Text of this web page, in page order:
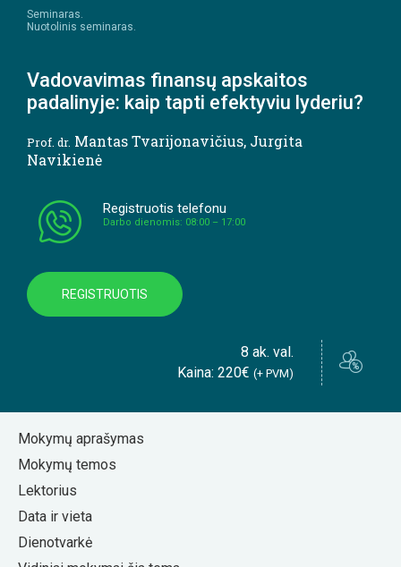
Seminaras.
Nuotolinis seminaras.
Vadovavimas finansų apskaitos
padalinyje: kaip tapti efektyviu lyderiu?
Prof. dr. Mantas Tvarijonavičius, Jurgita
Navikienė
Registruotis telefonu
Darbo dienomis: 08:00 – 17:00
REGISTRUOTIS
8 ak. val.
Kaina: 220€ (+ PVM)
Mokymų aprašymas
Mokymų temos
Lektorius
Data ir vieta
Dienotvarkė